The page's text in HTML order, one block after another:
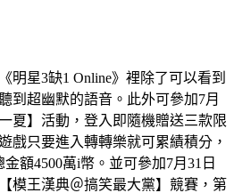
明星3缺1 Online》裡除了可以看到
到超幽默的語音。此外可參加7月
夏】活動，登入即隨機贈送三款限
戲只要進入轉轉樂就可累績積分，
額4500萬i幣。並可參加7月31日
模王漢典＠搞笑最大黨】競賽，第